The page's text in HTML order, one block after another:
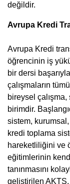
değildir.
Avrupa Kredi
Avrupa Kredi
öğrencinin iş
bir dersi
çalışmaların
bireysel
birimdir.
sistem,
kredi toplama
hareketliliğini ve
eğitimlerinin
tanınmasını
geliştirilen